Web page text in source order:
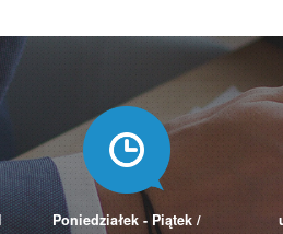
Poniedziałek - Piątek /